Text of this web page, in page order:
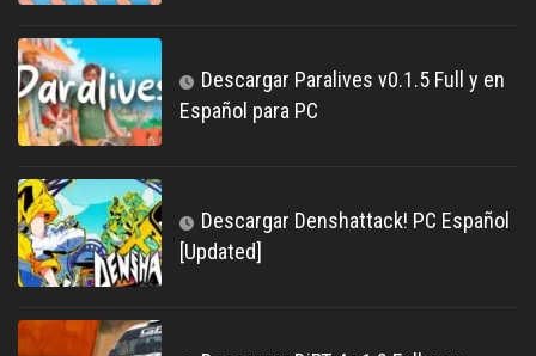
Descargar Paralives v0.1.5 Full y en
Español para PC
Descargar Denshattack! PC Español
[Updated]